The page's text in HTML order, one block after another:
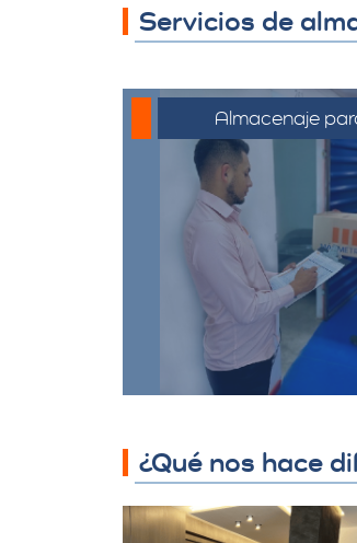
Servicios de
Almacenaje
Ofrecemos
almacenamiento
pertenencias
asegurando que sus
protegidos y
¿Qué nos hace